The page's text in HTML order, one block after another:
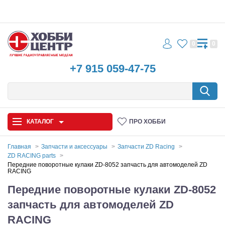
+7 915 059-47-75
0 0
КАТАЛОГ ПРО ХОББИ
Автомодели
Запчасти и аксессуары
Игрушки
Главная Запчасти и аксессуары
Запчасти ZD Racing
ZD RACING parts
Передние поворотные кулаки ZD-8052 запчасть для автомоделей ZD
RACING
Передние поворотные кулаки ZD-8052
запчасть для автомоделей ZD
RACING